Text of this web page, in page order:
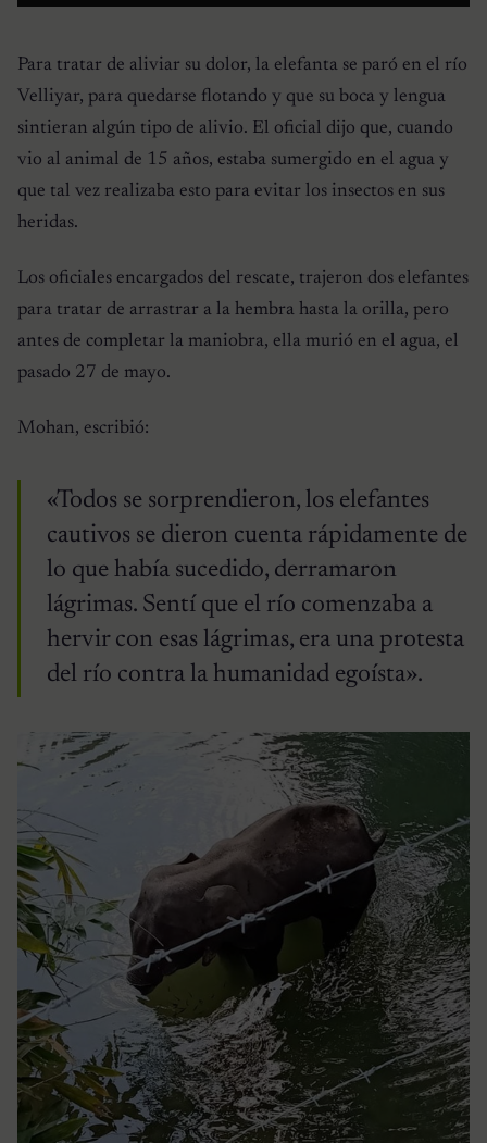
Para tratar de aliviar su dolor, la elefanta se paró en el río
Velliyar, para quedarse flotando y que su boca y lengua
sintieran algún tipo de alivio. El oficial dijo que, cuando
vio al animal de 15 años, estaba sumergido en el agua y
que tal vez realizaba esto para evitar los insectos en sus
heridas.
Los oficiales encargados del rescate, trajeron dos elefantes
para tratar de arrastrar a la hembra hasta la orilla, pero
antes de completar la maniobra, ella murió en el agua, el
pasado 27 de mayo.
Mohan, escribió:
«Todos se sorprendieron, los elefantes
cautivos se dieron cuenta rápidamente de
lo que había sucedido, derramaron
lágrimas. Sentí que el río comenzaba a
hervir con esas lágrimas, era una protesta
del río contra la humanidad egoísta».